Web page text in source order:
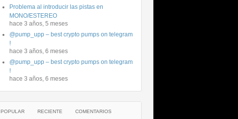
Problema al introducir las pistas en
MONO/ESTEREO
hace 3 años, 5 meses
@pump_upp – best crypto pumps on telegram
!
hace 3 años, 6 meses
@pump_upp – best crypto pumps on telegram
!
hace 3 años, 6 meses
POPULAR RECIENTE COMENTARIOS